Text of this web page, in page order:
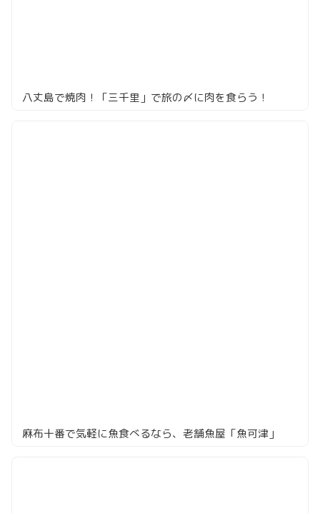
八丈島で焼肉！「三千里」で旅の〆に肉を食らう！
麻布十番で気軽に魚食べるなら、老舗魚屋「魚可津」